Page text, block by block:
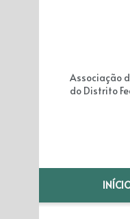
Associação
do Distrito